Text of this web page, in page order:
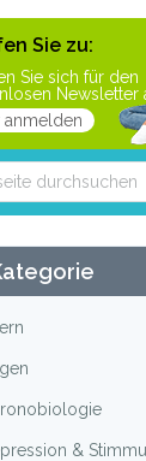
Sie zu:
Sie sich für den
Newsletter
anmelden
&